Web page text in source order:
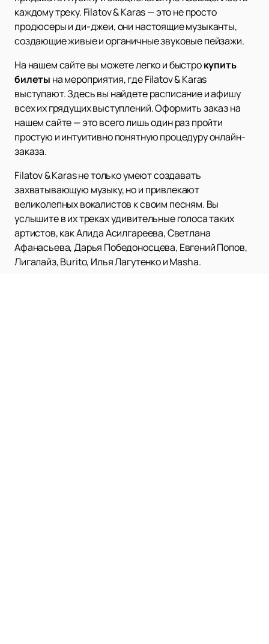
каждому треку. Filatov & Karas — это не просто
продюсеры и ди-джеи, они настоящие музыканты,
создающие живые и органичные звуковые пейзажи.
На нашем сайте вы можете легко и быстрокупить
билеты на мероприятия, где Filatov & Karas
выступают. Здесь вы найдете расписание и афишу
всех их грядущих выступлений. Оформить заказ на
нашем сайте — это всего лишь один раз пройти
простую и интуитивно понятную процедуру онлайн-
заказа.
Filatov & Karas не только умеют создавать
захватывающую музыку, но и привлекают
великолепных вокалистов к своим песням. Вы
услышите в их треках удивительные голоса таких
артистов, как Алида Асилгареева, Светлана
Афанасьева, Дарья Победоносцева, Евгений Попов,
Лигалайз, Burito, Илья Лагутенко и Masha.